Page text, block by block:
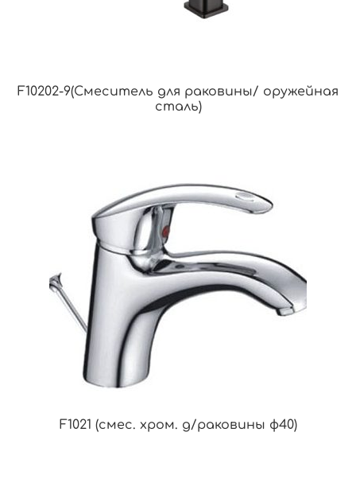
F10202-9(Смеситель для раковины/ оружейная
сталь)
F1021 (смес. хром. д/раковины ф40)